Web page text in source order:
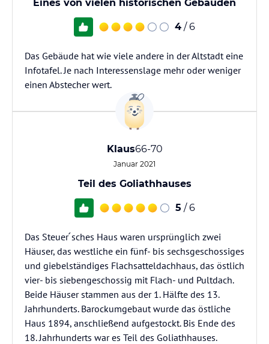
Eines von vielen historischen Gebäuden
4 / 6
Das Gebäude hat wie viele andere in der Altstadt eine
Infotafel. Je nach Interessenslage mehr oder weniger
einen Abstecher wert.
Klaus66-70
Januar 2021
Teil des Goliathhauses
5 / 6
Das Steuer ́sches Haus waren ursprünglich zwei
Häuser, das westliche ein fünf- bis sechsgeschossiges
und giebelständiges Flachsatteldachhaus, das östlich
vier- bis siebengeschossig mit Flach- und Pultdach.
Beide Häuser stammen aus der 1. Hälfte des 13.
Jahrhunderts. Barockumgebaut wurde das östliche
Haus 1894, anschließend aufgestockt. Bis Ende des
18. Jahrhunderts war es Teil des Goliathhauses.